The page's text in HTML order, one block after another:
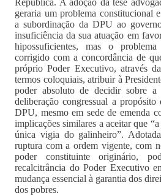
República. A adoção da tese
geraria um problema constitucional
a subordinação da DPU ao
insuficiência da sua atuação em
hipossuficientes, mas o
corrigido com a concordância de
próprio Poder Executivo, através
termos coloquiais, atribuir à
poder absoluto de decidir sobre a
deliberação congressual a propósito
DPU, mesmo em sede de emenda
implicações similares a aceitar que “a
única vigia do galinheiro”.
ruptura com a ordem vigente, com
poder constituinte originário,
recalcitrância do Poder Executivo
mudança essencial à garantia dos
dos pobres.